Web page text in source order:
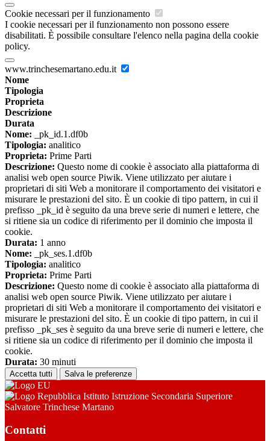
Cookie necessari per il funzionamento
I cookie necessari per il funzionamento non possono essere
disabilitati. È possibile consultare l'elenco nella pagina della cookie
policy.
www.trinchesemartano.edu.it
Nome
Tipologia
Proprieta
Descrizione
Durata
Nome: _pk_id.1.df0b
Tipologia: analitico
Proprieta: Prime Parti
Descrizione: Questo nome di cookie è associato alla piattaforma di
analisi web open source Piwik. Viene utilizzato per aiutare i
proprietari di siti Web a monitorare il comportamento dei visitatori e
misurare le prestazioni del sito. È un cookie di tipo pattern, in cui il
prefisso _pk_id è seguito da una breve serie di numeri e lettere, che
si ritiene sia un codice di riferimento per il dominio che imposta il
cookie.
Durata: 1 anno
Nome: _pk_ses.1.df0b
Tipologia: analitico
Proprieta: Prime Parti
Descrizione: Questo nome di cookie è associato alla piattaforma di
analisi web open source Piwik. Viene utilizzato per aiutare i
proprietari di siti Web a monitorare il comportamento dei visitatori e
misurare le prestazioni del sito. È un cookie di tipo pattern, in cui il
prefisso _pk_ses è seguito da una breve serie di numeri e lettere, che
si ritiene sia un codice di riferimento per il dominio che imposta il
cookie.
Durata: 30 minuti
Accetta tutti Salva le preferenze
Istituto Istruzione Secondaria Superiore
Salvatore Trinchese Martano
Contatti